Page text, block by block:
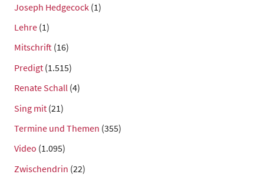
Joseph Hedgecock (1)
Lehre (1)
Mitschrift (16)
Predigt (1.515)
Renate Schall (4)
Sing mit (21)
Termine und Themen (355)
Video (1.095)
Zwischendrin (22)